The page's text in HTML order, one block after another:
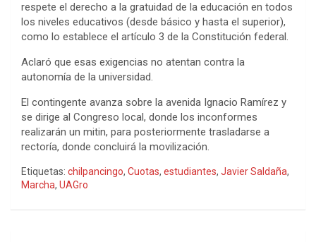
respete el derecho a la gratuidad de la educación en todos
los niveles educativos (desde básico y hasta el superior),
como lo establece el artículo 3 de la Constitución federal.
Aclaró que esas exigencias no atentan contra la
autonomía de la universidad.
El contingente avanza sobre la avenida Ignacio Ramírez y
se dirige al Congreso local, donde los inconformes
realizarán un mitin, para posteriormente trasladarse a
rectoría, donde concluirá la movilización.
Etiquetas: chilpancingo, Cuotas, estudiantes, Javier Saldaña,
Marcha, UAGro